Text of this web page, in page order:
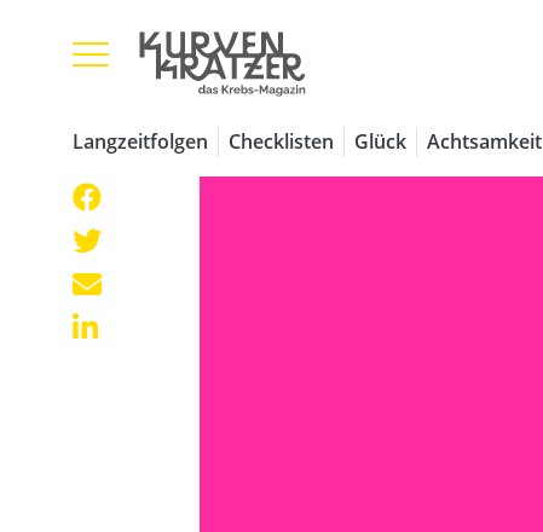
Langzeitfolgen Checklisten Glück Achtsamkeit